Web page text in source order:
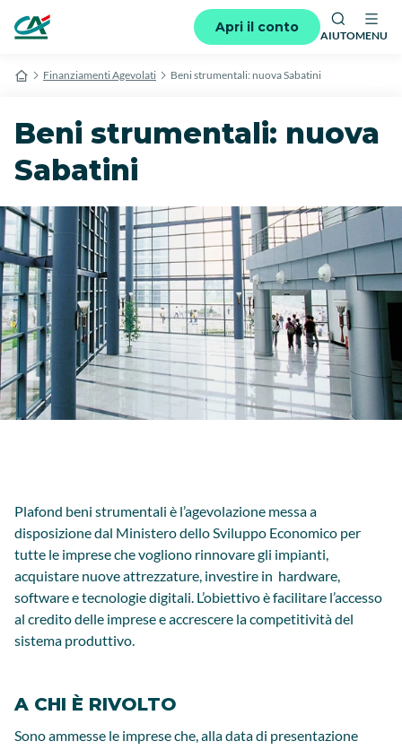
Apri il conto
AIUTOMENU
Finanziamenti Agevolati Beni strumentali: nuova Sabatini
Beni strumentali: nuova
Sabatini
Plafond beni strumentali è l’agevolazione messa a
disposizione dal Ministero dello Sviluppo Economico per
tutte le imprese che vogliono rinnovare gli impianti,
acquistare nuove attrezzature, investire in hardware,
software e tecnologie digitali. L’obiettivo è facilitare l’accesso
al credito delle imprese e accrescere la competitività del
sistema produttivo.
A CHI È RIVOLTO
Sono ammesse le imprese che, alla data di presentazione